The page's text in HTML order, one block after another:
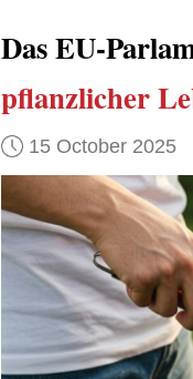
Das EU-
pflanzlicher
15 October 2025